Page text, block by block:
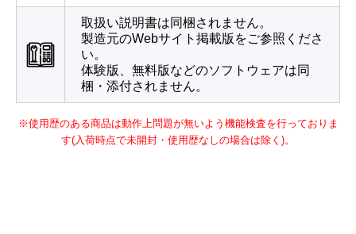
取扱い説明書は同梱されません。
製造元のWebサイト掲載版をご参照くださ
い。
体験版、無料版などのソフトウェアは同
梱・添付されません。
※使用歴のある商品は動作上問題が無いよう機能検査を行っておりま
す(入荷時点で未開封・使用歴なしの場合は除く)。